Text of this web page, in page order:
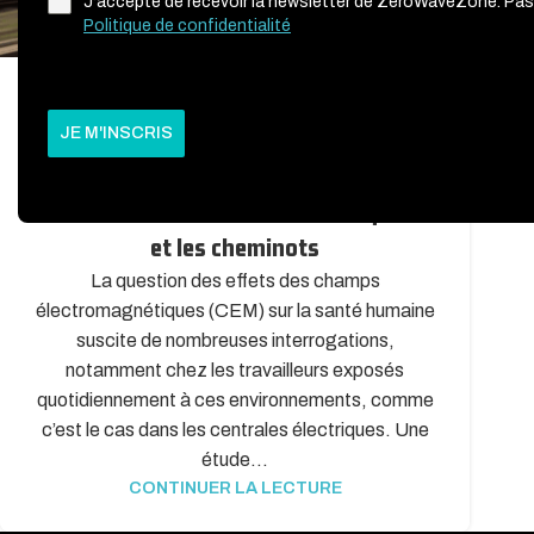
Politique de confidentialité
JE M'INSCRIS
Prédire les impacts des champs
électromagnétiques sur la santé : une
et les cheminots
La question des effets des champs
électromagnétiques (CEM) sur la santé humaine
suscite de nombreuses interrogations,
notamment chez les travailleurs exposés
quotidiennement à ces environnements, comme
c’est le cas dans les centrales électriques. Une
étude...
CONTINUER LA LECTURE